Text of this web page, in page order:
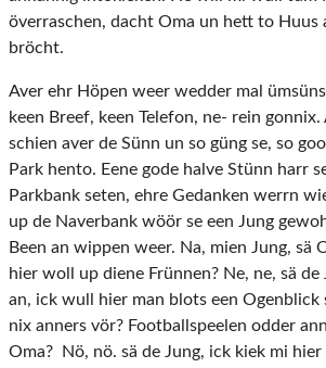
överraschen, dacht Oma un hett to Huus
bröcht.
Aver ehr Höpen weer wedder mal
keen Breef, keen Telefon, ne- rein
schien aver de Sünn un so güng se, so
Park hento. Eene gode halve Stünn harr
Parkbank seten, ehre Gedanken werrn
up de Naverbank wöör se een Jung
Been an wippen weer. Na, mien Jung, sä
hier woll up diene Frünnen? Ne, ne, sä de
an, ick wull hier man blots een Ogenblick
nix anners vör? Footballspeelen odder
Oma? Nö, nö. sä de Jung, ick kiek mi hier